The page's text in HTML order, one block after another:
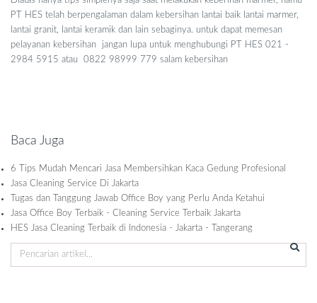
PT HES telah berpengalaman dalam kebersihan lantai baik lantai marmer,
lantai granit, lantai keramik dan lain sebaginya. untuk dapat memesan
pelayanan kebersihan jangan lupa untuk menghubungi PT HES 021 -
2984 5915 atau 0822 98999 779 salam kebersihan
Baca Juga
6 Tips Mudah Mencari Jasa Membersihkan Kaca Gedung Profesional
Jasa Cleaning Service Di Jakarta
Tugas dan Tanggung Jawab Office Boy yang Perlu Anda Ketahui
Jasa Office Boy Terbaik - Cleaning Service Terbaik Jakarta
HES Jasa Cleaning Terbaik di Indonesia - Jakarta - Tangerang